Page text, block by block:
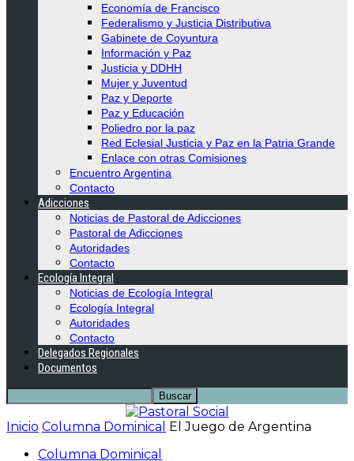
Economía de Francisco
Federalismo y Justicia Distributiva
Gabinete de Coyuntura
Información y Paz
Justicia y DDHH
Mujer y Juventud
Paz y Deporte
Paz y Educación
Poliedro por la paz
Red Eclesial Justicia y Paz en la Patria Grande
Enlace con otras Comisiones
Encuentro Argentina
Contacto
Adicciones
Noticias de Pastoral de Adicciones
Pastoral de Adicciones
Autoridades
Contacto
Ecología Integral
Noticias de Ecología Integral
Ecología Integral
Autoridades
Contacto
Delegados Regionales
Documentos
Inicio Columna Dominical El Juego de Argentina
Columna Dominical